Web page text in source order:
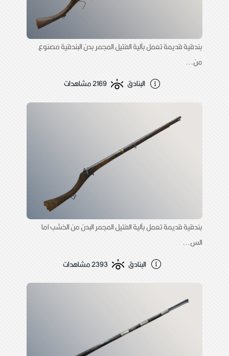
بندقية قديمة تعمل بآلية الفتيل المجمر بدن البندقية مصنوع
من...
البنادق
2169 مشاهدات
بندقية قديمة تعمل بآلية الفتيل المجمر البدن من الخشب اما
الس...
البنادق
2393 مشاهدات